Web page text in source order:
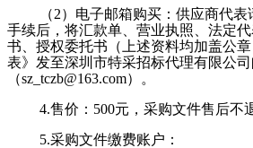
（2）电子邮箱购买：供应商代
手续后，将汇款单、营业执照、法定
书、授权委托书（上述资料均加盖公
表》发至深圳市特采招标代理有限公
（sz_tczb@163.com）。
4.售价：500元，采购文件售后不
5.采购文件缴费账户：